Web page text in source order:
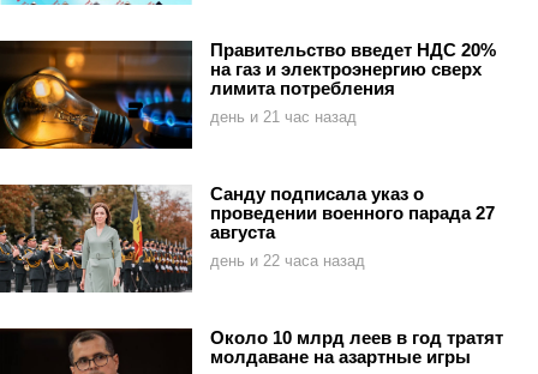
Правительство введет НДС 20%
на газ и электроэнергию сверх
лимита потребления
день и 21 час назад
Санду подписала указ о
проведении военного парада 27
августа
день и 22 часа назад
Около 10 млрд леев в год тратят
молдаване на азартные игры